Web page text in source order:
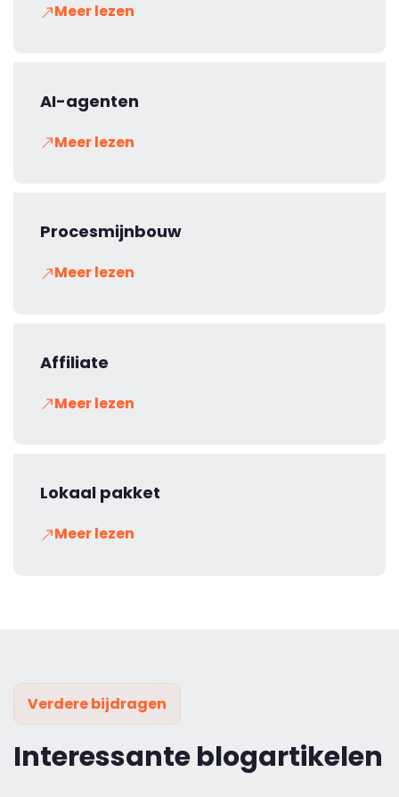
Meer lezen
AI-agenten
Meer lezen
Procesmijnbouw
Meer lezen
Affiliate
Meer lezen
Lokaal pakket
Meer lezen
Verdere bijdragen
Interessante blogartikelen